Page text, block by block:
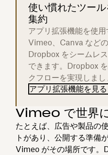
使い慣れたツー
集約
アプリ拡張機能を使用
Vimeo、Canva など
Dropbox をシームレ
できます。Dropbox
クフローを実現しまし
アプリ拡張機能を見る
Vimeo で世界
たとえば、広告や製品の
トがあり、公開する準備
Vimeo がその場所です。